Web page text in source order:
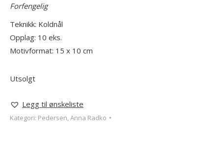
Forfengelig
Teknikk: Koldnål
Opplag: 10 eks.
Motivformat: 15 x 10 cm
Utsolgt
Legg til ønskeliste
Kategori: Pedersen, Anna Radko